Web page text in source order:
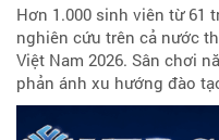
Hơn 1.000 sinh viên từ 61
nghiên cứu trên cả nước
Việt Nam 2026. Sân chơi
phản ánh xu hướng đào